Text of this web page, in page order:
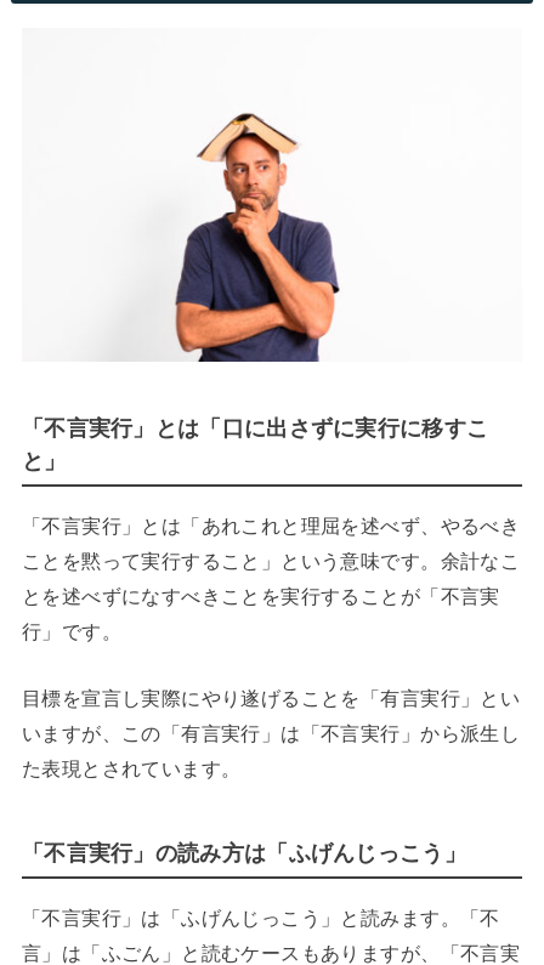
「不言実行」とは「口に出さずに実行に移すこ
と」
「不言実行」とは「あれこれと理屈を述べず、やるべき
ことを黙って実行すること」という意味です。余計なこ
とを述べずになすべきことを実行することが「不言実
行」です。
目標を宣言し実際にやり遂げることを「有言実行」とい
いますが、この「有言実行」は「不言実行」から派生し
た表現とされています。
「不言実行」の読み方は「ふげんじっこう」
「不言実行」は「ふげんじっこう」と読みます。「不
言」は「ふごん」と読むケースもありますが、「不言実